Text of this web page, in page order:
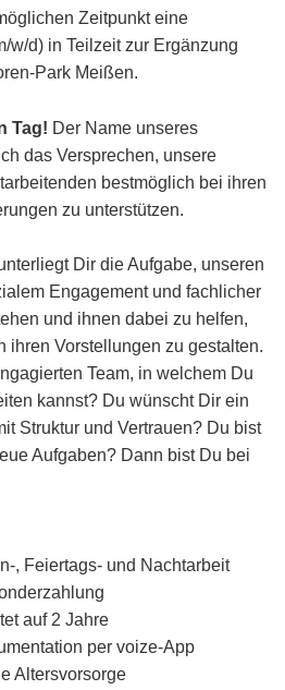
Zeitpunkt eine
w/d) in Teilzeit zur Ergänzung
Park Meißen.
Tag! Der Name unseres
das Versprechen, unsere
bestmöglich bei ihren
zu unterstützen.
Dir die Aufgabe, unseren
Engagement und fachlicher
und ihnen dabei zu helfen,
ihren Vorstellungen zu gestalten.
Team, in welchem Du
kannst? Du wünscht Dir ein
Struktur und Vertrauen? Du bist
Aufgaben? Dann bist Du bei
, Feiertags- und Nachtarbeit
auf 2 Jahre
per voize-App
Altersvorsorge